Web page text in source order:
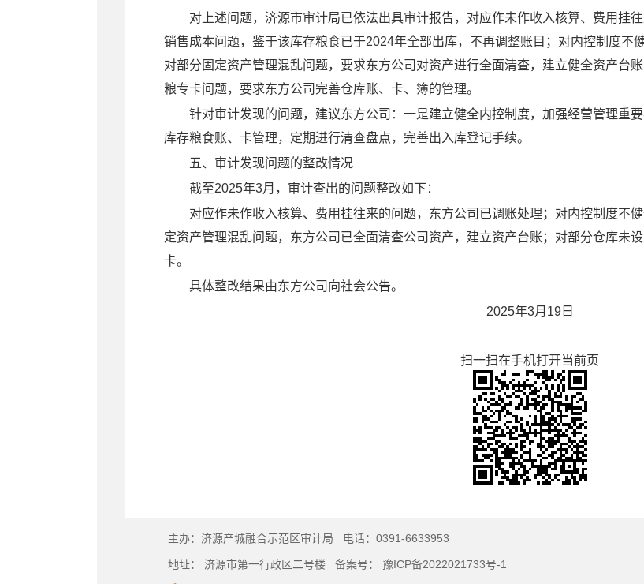
对上述问题，济源市审计局已依法出具审计报告，对应作未作收入核算、费用挂
销售成本问题， 鉴于该库存粮食已于2024年全部出库，不再调整账目 ；对内控制度不
对部分固定资产管理混乱问题，要求东方公司对资产进行全面清查，建立健全资产台
粮专卡问题，要求东方公司完善仓库账、卡、簿的管理。
针对审计发现的问题，建议东方公司 ：一是建立健全内控制度，加强经营管理重
库存粮食账、卡管理，定期进行清查盘点，完善出入库登记手续。
五、审计发现问题的整改情况
截至2025年3月 ，审计查出的问题整改如下：
对应作未作收入核算、费用挂往来的问题， 东方公司已调账处理； 对内控制度不
定资产管理混乱问题， 东方公司已全面清查公司资产，建立资产台账；对部分仓库未
卡。
具体整改结果由东方公司 向社会公告。
2025年3月 19日
扫一扫在手机打开当前页
主办：济源产城融合示范区审计局 电话：0391-6633953
地址： 济源市第一行政区二号楼 备案号： 豫ICP备2022021733号-1